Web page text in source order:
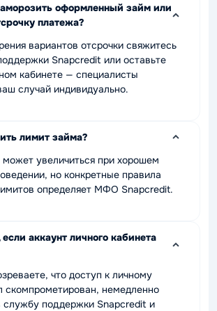
оформленный займ или
платежа?
вариантов отсрочки свяжитесь
Snapcredit или оставьте
кабинете — специалисты
случай индивидуально.
лимит займа?
увеличиться при хорошем
но конкретные правила
определяет МФО Snapcredit.
аккаунт личного кабинета
что доступ к личному
скомпрометирован, немедленно
службу поддержки Snapcredit и